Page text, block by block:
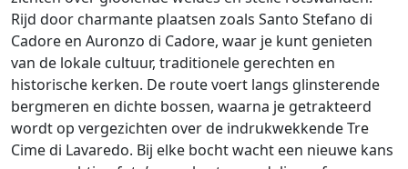
Rijd door charmante plaatsen zoals Santo Stefano di
Cadore en Auronzo di Cadore, waar je kunt genieten
van de lokale cultuur, traditionele gerechten en
historische kerken. De route voert langs glinsterende
bergmeren en dichte bossen, waarna je getrakteerd
wordt op vergezichten over de indrukwekkende Tre
Cime di Lavaredo. Bij elke bocht wacht een nieuwe kans